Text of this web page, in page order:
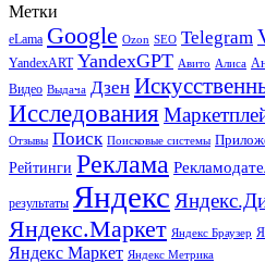
Метки
eLama Google Ozon SEO Telegram
YandexART YandexGPT Авито Алиса
Видео Выдача Дзен
Исследования
Отзывы Поиск Поисковые системы
Рейтинги Реклама
результаты Яндекс
Яндекс.Маркет Яндекс Браузер
Яндекс Маркет Яндекс Метрика